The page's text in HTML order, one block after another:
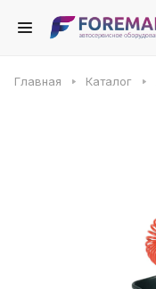
Главная Каталог